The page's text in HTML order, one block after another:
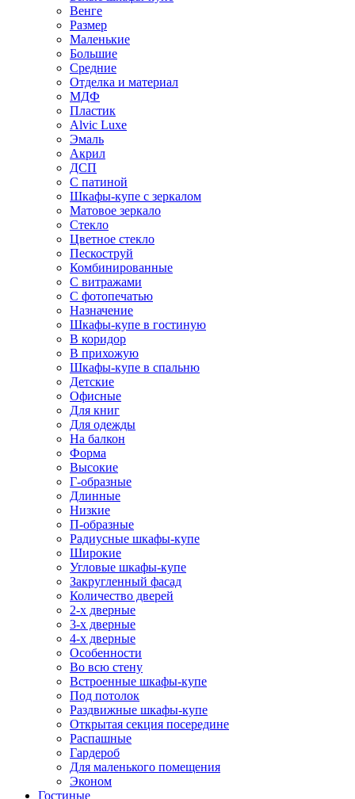
Венге
Размер
Маленькие
Большие
Средние
Отделка и материал
МДФ
Пластик
Alvic Luxe
Эмаль
Акрил
ДСП
С патиной
Шкафы-купе с зеркалом
Матовое зеркало
Стекло
Цветное стекло
Пескоструй
Комбинированные
С витражами
С фотопечатью
Назначение
Шкафы-купе в гостиную
В коридор
В прихожую
Шкафы-купе в спальню
Детские
Офисные
Для книг
Для одежды
На балкон
Форма
Высокие
Г-образные
Длинные
Низкие
П-образные
Радиусные шкафы-купе
Широкие
Угловые шкафы-купе
Закругленный фасад
Количество дверей
2-х дверные
3-х дверные
4-х дверные
Особенности
Во всю стену
Встроенные шкафы-купе
Под потолок
Раздвижные шкафы-купе
Открытая секция посередине
Распашные
Гардероб
Для маленького помещения
Эконом
Гостиные